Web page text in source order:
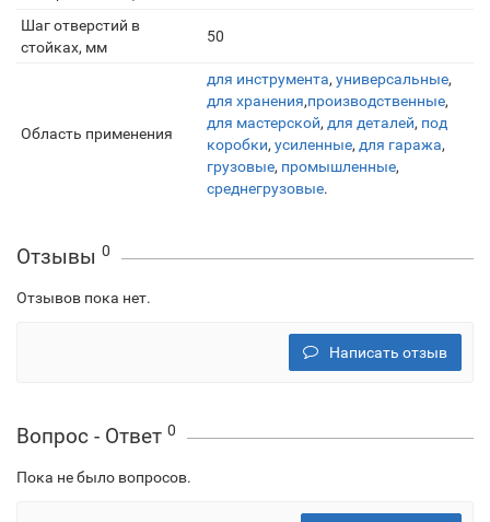
Шаг отверстий в
стойках, мм
50
Область применения
для инструмента, универсальные,
для хранения,производственные,
для мастерской, для деталей, под
коробки, усиленные, для гаража,
грузовые, промышленные,
среднегрузовые.
Отзывы 0
Отзывов пока нет.
Написать отзыв
Вопрос - Ответ 0
Пока не было вопросов.